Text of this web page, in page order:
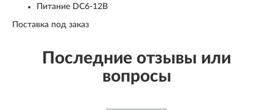
Питание DC6-12В
Поставка под заказ
Последние отзывы или
вопросы